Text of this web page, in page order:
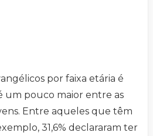
por faixa etária é
um pouco maior entre as
Entre aqueles que têm
31,6% declararam ter